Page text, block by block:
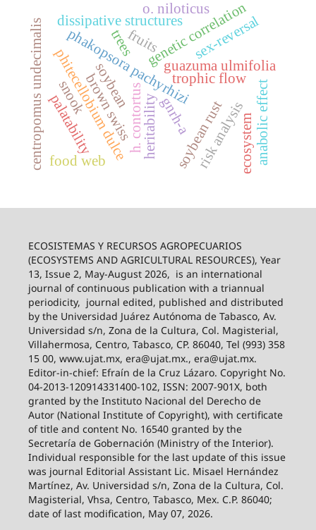
phakopsora pachyrhizi
soybean
soybean rust
risk analysis
brown swissheritability
genetic correlation
h. contortus
guazuma ulmifolia
phitecellobium dulce
centropomus undecimalis snook gnrh-a
palatability
fruits
trees
ecosystem
trophic flow
food web
dissipative structures
o. niloticus
sex-reversal
anabolic effect
ECOSISTEMAS Y RECURSOS AGROPECUARIOS
(ECOSYSTEMS AND AGRICULTURAL RESOURCES), Year
13, Issue 2, May-August 2026, is an international
journal of continuous publication with a triannual
periodicity, journal edited, published and distributed
by the Universidad Juárez Autónoma de Tabasco, Av.
Universidad s/n, Zona de la Cultura, Col. Magisterial,
Villahermosa, Centro, Tabasco, CP. 86040, Tel (993) 358
15 00, www.ujat.mx, era@ujat.mx., era@ujat.mx.
Editor-in-chief: Efraín de la Cruz Lázaro. Copyright No.
04-2013-120914331400-102, ISSN: 2007-901X, both
granted by the Instituto Nacional del Derecho de
Autor (National Institute of Copyright), with certificate
of title and content No. 16540 granted by the
Secretaría de Gobernación (Ministry of the Interior).
Individual responsible for the last update of this issue
was journal Editorial Assistant Lic. Misael Hernández
Martínez, Av. Universidad s/n, Zona de la Cultura, Col.
Magisterial, Vhsa, Centro, Tabasco, Mex. C.P. 86040;
date of last modification, May 07, 2026.